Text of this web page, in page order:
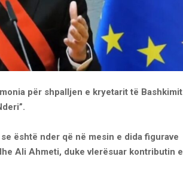
për shpalljen e kryetarit të Bashkimit
është nder që në mesin e dida figurave
Ali Ahmeti, duke vlerësuar kontributin e